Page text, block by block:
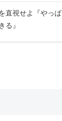
直視せよ『やっぱ
る』